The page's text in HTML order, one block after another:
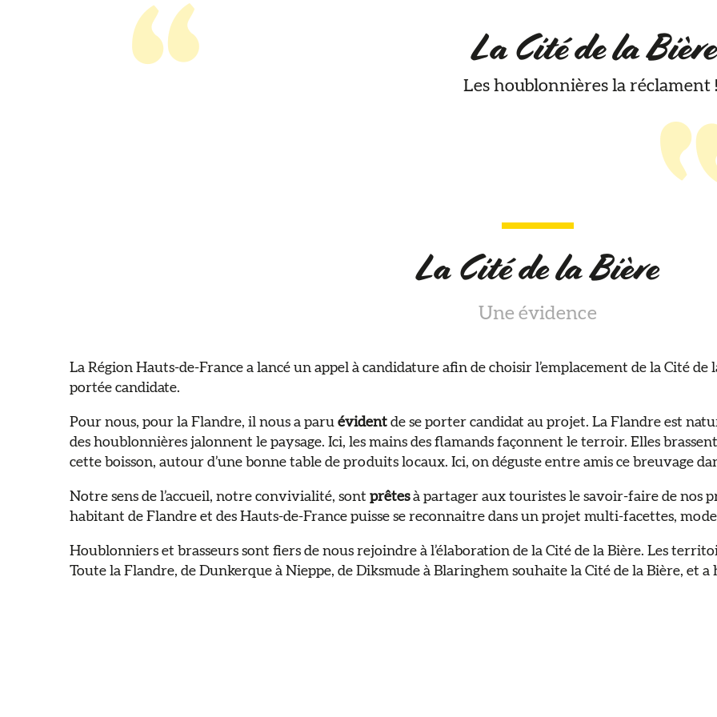
La Cité de la Bière
Les houblonnières la réclament !
La Cité de la Bière
Une évidence
La Région Hauts-de-France a lancé un appel à candidature afin de choisir l’emplacement de la Cité
portée candidate.
Pour nous, pour la Flandre, il nous a paru évident de se porter candidat au projet. La Flandre est
des houblonnières jalonnent le paysage. Ici, les mains des flamands façonnent le terroir. Elles
cette boisson, autour d’une bonne table de produits locaux. Ici, on déguste entre amis ce breuvage
Notre sens de l’accueil, notre convivialité, sont prêtesà partager aux touristes le savoir-faire de nos
habitant de Flandre et des Hauts-de-France puisse se reconnaitre dans un projet multi-facettes,
Houblonniers et brasseurs sont fiers de nous rejoindre à l’élaboration de la Cité de la Bière. Les
Toute la Flandre, de Dunkerque à Nieppe, de Diksmude à Blaringhem souhaite la Cité de la Bière, et